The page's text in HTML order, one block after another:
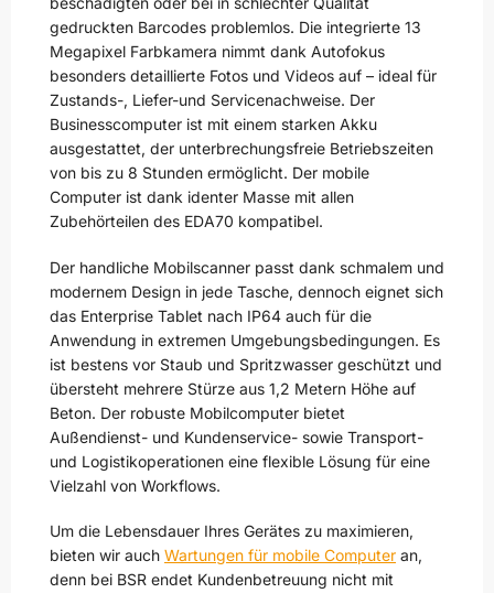
gedruckten Barcodes problemlos. Die integrierte 13
Megapixel Farbkamera nimmt dank Autofokus
besonders detaillierte Fotos und Videos auf – ideal für
Zustands-, Liefer-und Servicenachweise. Der
Businesscomputer ist mit einem starken Akku
ausgestattet, der unterbrechungsfreie Betriebszeiten
von bis zu 8 Stunden ermöglicht. Der mobile
Computer ist dank identer Masse mit allen
Zubehörteilen des EDA70 kompatibel.
Der handliche Mobilscanner passt dank schmalem und
modernem Design in jede Tasche, dennoch eignet sich
das Enterprise Tablet nach IP64 auch für die
Anwendung in extremen Umgebungsbedingungen. Es
ist bestens vor Staub und Spritzwasser geschützt und
übersteht mehrere Stürze aus 1,2 Metern Höhe auf
Beton. Der robuste Mobilcomputer bietet
Außendienst- und Kundenservice- sowie Transport-
und Logistikoperationen eine flexible Lösung für eine
Vielzahl von Workflows.
Um die Lebensdauer Ihres Gerätes zu maximieren,
bieten wir auch Wartungen für mobile Computer an,
denn bei BSR endet Kundenbetreuung nicht mit